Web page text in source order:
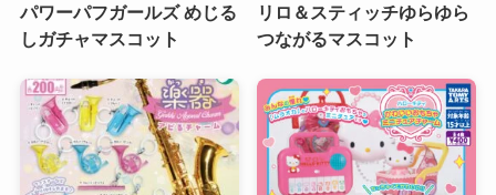
パワーパフガールズ めじる
しガチャマスコット
リロ＆スティッチゆらゆら
つながるマスコット